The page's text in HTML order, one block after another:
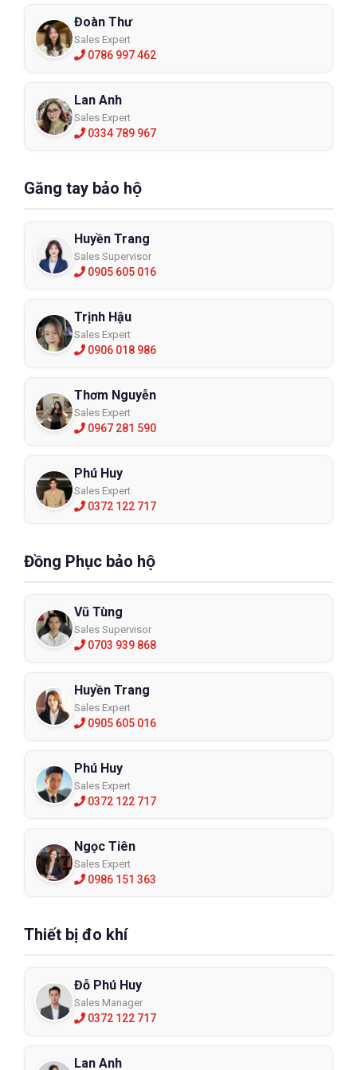
Đoàn Thư
Sales Expert
0786 997 462
Lan Anh
Sales Expert
0334 789 967
Găng tay bảo hộ
Huyền Trang
Sales Supervisor
0905 605 016
Trịnh Hậu
Sales Expert
0906 018 986
Thơm Nguyễn
Sales Expert
0967 281 590
Phú Huy
Sales Expert
0372 122 717
Đồng Phục bảo hộ
Vũ Tùng
Sales Supervisor
0703 939 868
Huyền Trang
Sales Expert
0905 605 016
Phú Huy
Sales Expert
0372 122 717
Ngọc Tiên
Sales Expert
0986 151 363
Thiết bị đo khí
Đỗ Phú Huy
Sales Manager
0372 122 717
Lan Anh